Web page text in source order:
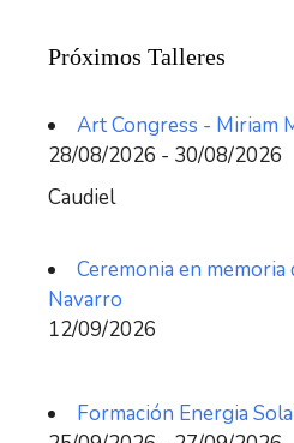
Próximos Talleres
Art Congress - Miriam
28/08/2026 - 30/08/2026
Caudiel
Ceremonia en memoria
Navarro
12/09/2026
Formación Energia